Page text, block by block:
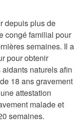
depuis plus de
congé familial pour
semaines. Il a
pour obtenir
naturels afin
18 ans gravement
attestation
malade et
semaines.